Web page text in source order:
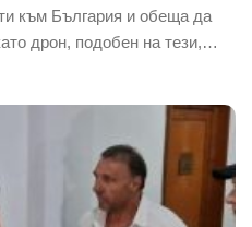
към България и обеща да
дрон, подобен на тези,…